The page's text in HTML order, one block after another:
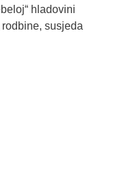
hladovini
susjeda